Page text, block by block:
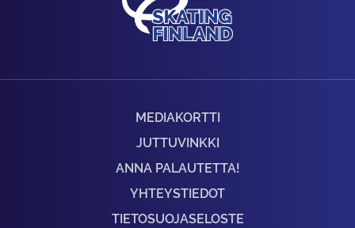
MEDIAKORTTI
JUTTUVINKKI
ANNA PALAUTETTA!
YHTEYSTIEDOT
TIETOSUOJASELOSTE